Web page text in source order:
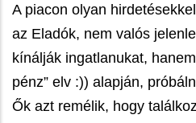
A piacon olyan
az Eladók, nem valós
kínálják ingatlanukat,
pénz” elv :)) alapján,
Ők azt remélik, hogy